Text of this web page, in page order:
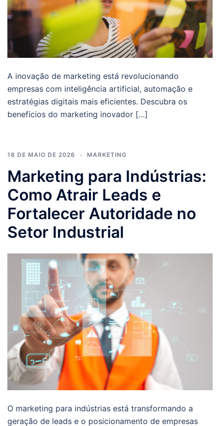
A inovação de marketing está revolucionando
empresas com inteligência artificial, automação e
estratégias digitais mais eficientes. Descubra os
benefícios do marketing inovador […]
18 DE MAIO DE 2026 MARKETING
Marketing para Indústrias:
Como Atrair Leads e
Fortalecer Autoridade no
Setor Industrial
O marketing para indústrias está transformando a
geração de leads e o posicionamento de empresas